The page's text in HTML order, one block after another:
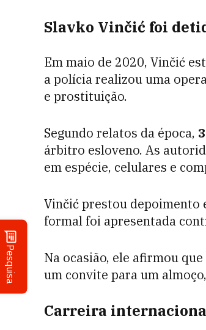
Pesquisa
Slavko Vinčić foi
Em maio de 2020, Vinčić
a polícia realizou uma
e prostituição.
Segundo relatos da época,
árbitro esloveno. As
em espécie, celulares e
Vinčić prestou depoimento
formal foi apresentada
Na ocasião, ele afirmou
um convite para um
Carreira